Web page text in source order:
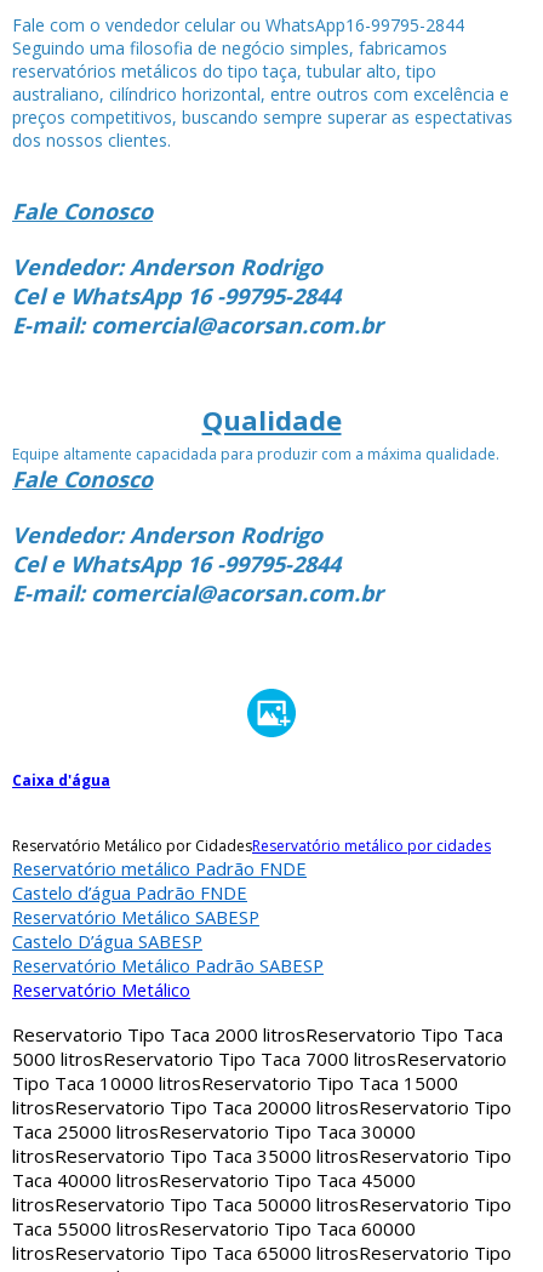
Fale com o vendedor celular ou WhatsApp16-99795-2844
Seguindo uma filosofia de negócio simples, fabricamos
reservatórios metálicos do tipo taça, tubular alto, tipo
australiano, cilíndrico horizontal, entre outros com excelência e
preços competitivos, buscando sempre superar as espectativas
dos nossos clientes.
Fale Conosco
Vendedor: Anderson Rodrigo
Cel e WhatsApp 16 -99795-2844
E-mail: comercial@acorsan.com.br
Qualidade
Equipe altamente capacidada para produzir com a máxima qualidade.
Fale Conosco
Vendedor: Anderson Rodrigo
Cel e WhatsApp 16 -99795-2844
E-mail: comercial@acorsan.com.br
Caixa d'água
Reservatório Metálico por CidadesReservatório metálico por cidades
Reservatório metálico Padrão FNDE
Castelo d’água Padrão FNDE
Reservatório Metálico SABESP
Castelo D’água SABESP
Reservatório Metálico Padrão SABESP
Reservatório Metálico
Reservatorio Tipo Taca 2000 litrosReservatorio Tipo Taca
5000 litrosReservatorio Tipo Taca 7000 litrosReservatorio
Tipo Taca 10000 litrosReservatorio Tipo Taca 15000
litrosReservatorio Tipo Taca 20000 litrosReservatorio Tipo
Taca 25000 litrosReservatorio Tipo Taca 30000
litrosReservatorio Tipo Taca 35000 litrosReservatorio Tipo
Taca 40000 litrosReservatorio Tipo Taca 45000
litrosReservatorio Tipo Taca 50000 litrosReservatorio Tipo
Taca 55000 litrosReservatorio Tipo Taca 60000
litrosReservatorio Tipo Taca 65000 litrosReservatorio Tipo